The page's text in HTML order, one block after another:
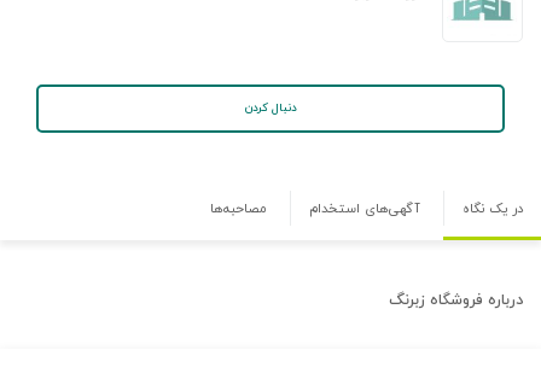
دنبال کردن
در یک نگاه آگهی‌های استخدام مصاحبه‌ها
درباره فروشگاه زبرنگ